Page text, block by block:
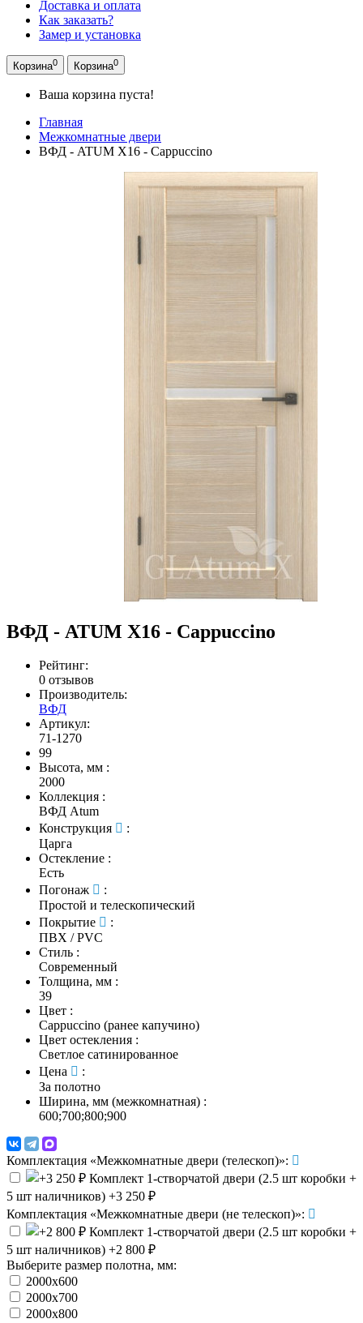
Доставка и оплата
Как заказать?
Замер и установка
Корзина0 Корзина0
Ваша корзина пуста!
Главная
Межкомнатные двери
ВФД - ATUM X16 - Cappuccino
ВФД - ATUM X16 - Cappuccino
Рейтинг:
0 отзывов
Производитель:
ВФД
Артикул:
71-1270
99
Высота, мм :
2000
Коллекция :
ВФД Atum
Конструкция
:
Царга
Остекление :
Есть
Погонаж
:
Простой и телескопический
Покрытие
:
ПВХ / PVC
Стиль :
Современный
Толщина, мм :
39
Цвет :
Cappuccino (ранее капучино)
Цвет остекления :
Светлое сатинированное
Цена
:
За полотно
Ширина, мм (межкомнатная) :
600;700;800;900
Комплектация «Межкомнатные двери (телескоп)»:
Комплект 1-створчатой двери (2.5 шт коробки +
5 шт наличников) +3 250 ₽
Комплектация «Межкомнатные двери (не телескоп)»:
Комплект 1-створчатой двери (2.5 шт коробки +
5 шт наличников) +2 800 ₽
Выберите размер полотна, мм:
2000х600
2000х700
2000х800